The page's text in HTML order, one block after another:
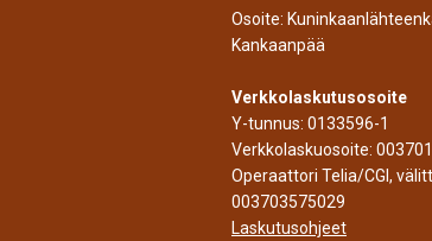
Osoite:
Kankaanpää
Verkkolaskutusosoite
Y-tunnus: 0133596-1
Verkkolaskuosoite:
Operaattori Telia/CGI,
003703575029
Laskutusohjeet